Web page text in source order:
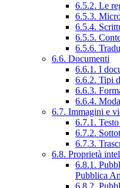
6.5.2. Le
6.5.3.
6.5.4.
6.5.5.
6.5.6.
6.6. Documenti
6.6.1. I
6.6.2. Tipi
6.6.3.
6.6.4.
6.7. Immagini e
6.7.1.
6.7.2.
6.7.3.
6.8. Proprietà
6.8.1.
Pubblica
6.8.2.